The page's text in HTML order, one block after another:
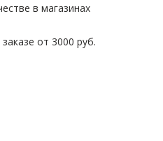
в магазинах
от 3000 руб.